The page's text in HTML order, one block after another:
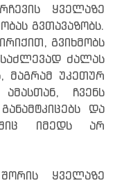
ყველაზე
გვთავაზობს.
გვიხმობს
ძალას
მაგრამ უკეთურ
ჩვენს
და
იმედს არ
ყველაზე